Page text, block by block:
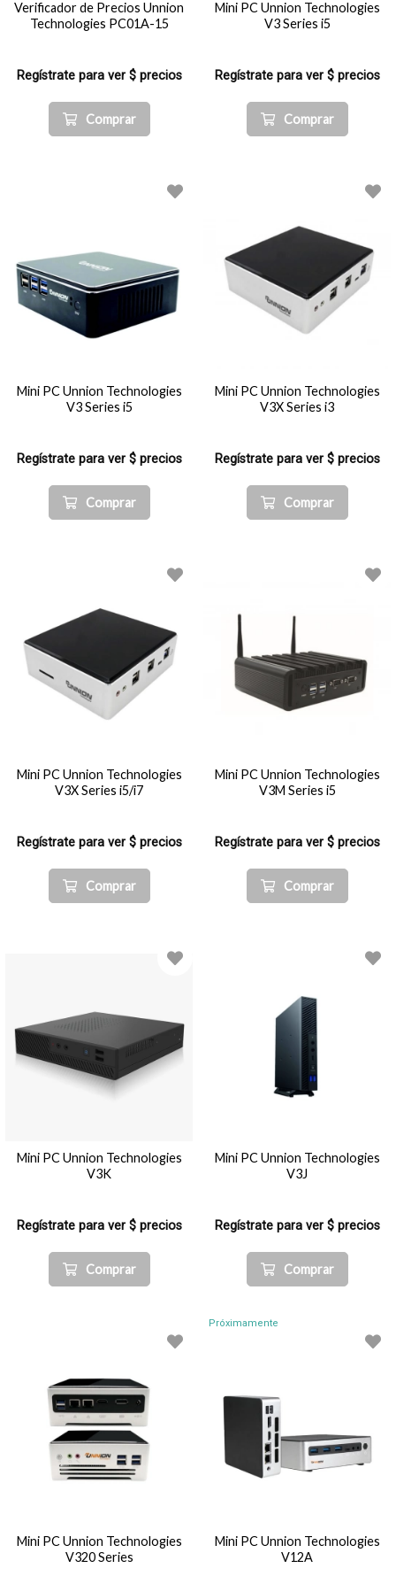
Verificador de Precios Unnion
Technologies PC01A-15
Regístrate para ver $ precios
Comprar
Mini PC Unnion Technologies
V3 Series i5
Regístrate para ver $ precios
Comprar
Mini PC Unnion Technologies
V3 Series i5
Regístrate para ver $ precios
Comprar
Mini PC Unnion Technologies
V3X Series i3
Regístrate para ver $ precios
Comprar
Mini PC Unnion Technologies
V3X Series i5/i7
Regístrate para ver $ precios
Comprar
Mini PC Unnion Technologies
V3M Series i5
Regístrate para ver $ precios
Comprar
Mini PC Unnion Technologies
V3K
Regístrate para ver $ precios
Comprar
Mini PC Unnion Technologies
V3J
Regístrate para ver $ precios
Comprar
Mini PC Unnion Technologies
V320 Series
Próximamente
Mini PC Unnion Technologies
V12A